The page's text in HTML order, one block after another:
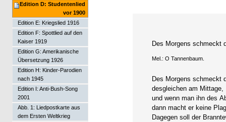
Des Morgens schmeckt
Mel.: O Tannenbaum.
Des Morgens schmeckt
desgleichen am Mittage,
und wenn man ihn des
dann macht er keine
Dagegen soll der
Edition D: Studentenlied
vor 1900
Edition E: Kriegslied 1916
Edition F: Spottlied auf den
Kaiser 1919
Edition G: Amerikanische
Übersetzung 1926
Edition H: Kinder-Parodien
nach 1945
Edition I: Anti-Bush-Song
2001
Abb. 1: Liedpostkarte aus
dem Ersten Weltkrieg